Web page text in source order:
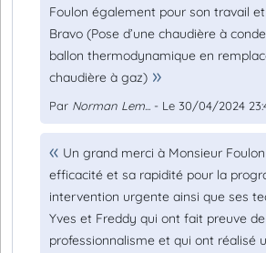
Foulon également pour son travail
Bravo (Pose d’une chaudière à
ballon thermodynamique en
chaudière à gaz)
Par Norman Lem... - Le 30/04/2024
Un grand merci à Monsieur
efficacité et sa rapidité pour la
intervention urgente ainsi que ses
Yves et Freddy qui ont fait preuve de
professionnalisme et qui ont réalisé